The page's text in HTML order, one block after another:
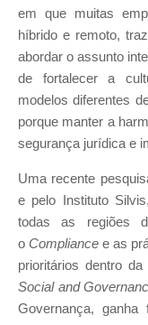
em que muitas
híbrido e remoto,
abordar o assunto
de fortalecer a
modelos diferentes
porque manter a
segurança jurídica e
Uma recente
e pelo Instituto
todas as regiões
o Compliance e as
prioritários dentro
Social and
Governança,